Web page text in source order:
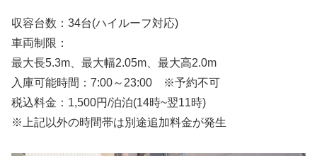
収容台数：34台(ハイルーフ対応)
車両制限：
最大長5.3m、最大幅2.05m、最大高2.0m
入庫可能時間：7:00～23:00 ※予約不可
税込料金：1,500円/泊泊(14時~翌11時)
※上記以外の時間帯は別途追加料金が発生